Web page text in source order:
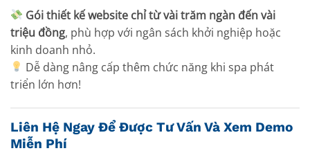
Gói thiết kế website chỉ từ vài trăm ngàn đến vài
triệu đồng, phù hợp với ngân sách khởi nghiệp hoặc
kinh doanh nhỏ.
Dễ dàng nâng cấp thêm chức năng khi spa phát
triển lớn hơn!
Liên Hệ Ngay Để Được Tư Vấn Và Xem Demo
Miễn Phí